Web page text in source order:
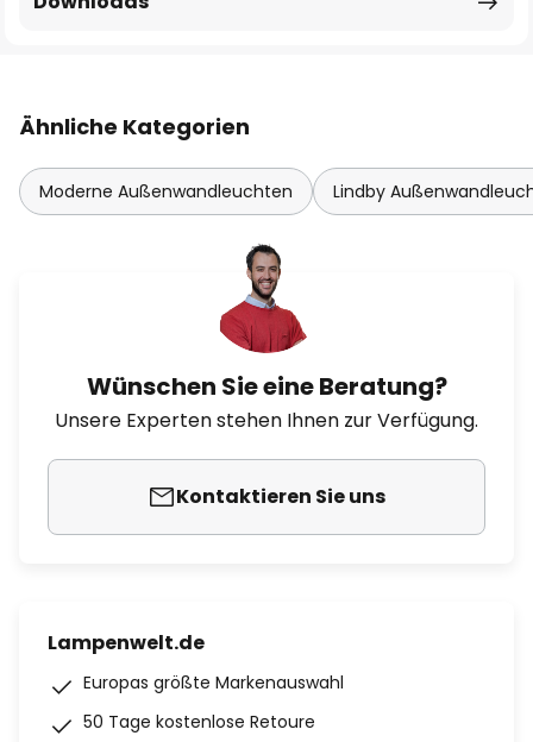
Ähnliche Kategorien
Moderne Außenwandleuchten Lindby
Wünschen Sie eine Beratung?
Unsere Experten stehen Ihnen zur Verfügung.
Kontaktieren Sie uns
Lampenwelt.de
Europas größte Markenauswahl
50 Tage kostenlose Retoure